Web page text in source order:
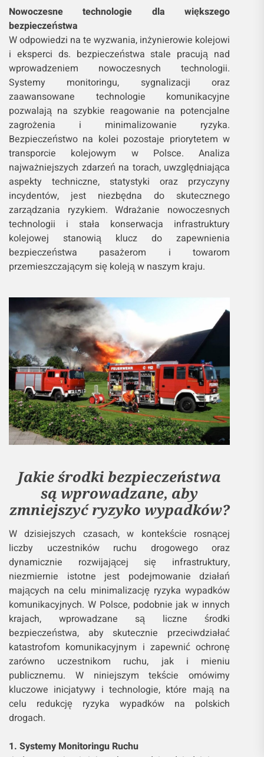
Nowoczesne technologie dla większego
bezpieczeństwa
W odpowiedzi na te wyzwania, inżynierowie kolejowi
i eksperci ds. bezpieczeństwa stale pracują nad
wprowadzeniem nowoczesnych technologii.
Systemy monitoringu, sygnalizacji oraz
zaawansowane technologie komunikacyjne
pozwalają na szybkie reagowanie na potencjalne
zagrożenia i minimalizowanie ryzyka.
Bezpieczeństwo na kolei pozostaje priorytetem w
transporcie kolejowym w Polsce. Analiza
najważniejszych zdarzeń na torach, uwzględniająca
aspekty techniczne, statystyki oraz przyczyny
incydentów, jest niezbędna do skutecznego
zarządzania ryzykiem. Wdrażanie nowoczesnych
technologii i stała konserwacja infrastruktury
kolejowej stanowią klucz do zapewnienia
bezpieczeństwa pasażerom i towarom
przemieszczającym się koleją w naszym kraju.
Jakie środki bezpieczeństwa
są wprowadzane, aby
zmniejszyć ryzyko wypadków?
W dzisiejszych czasach, w kontekście rosnącej
liczby uczestników ruchu drogowego oraz
dynamicznie rozwijającej się infrastruktury,
niezmiernie istotne jest podejmowanie działań
mających na celu minimalizację ryzyka wypadków
komunikacyjnych. W Polsce, podobnie jak w innych
krajach, wprowadzane są liczne środki
bezpieczeństwa, aby skutecznie przeciwdziałać
katastrofom komunikacyjnym i zapewnić ochronę
zarówno uczestnikom ruchu, jak i mieniu
publicznemu. W niniejszym tekście omówimy
kluczowe inicjatywy i technologie, które mają na
celu redukcję ryzyka wypadków na polskich
drogach.
1. Systemy Monitoringu Ruchu